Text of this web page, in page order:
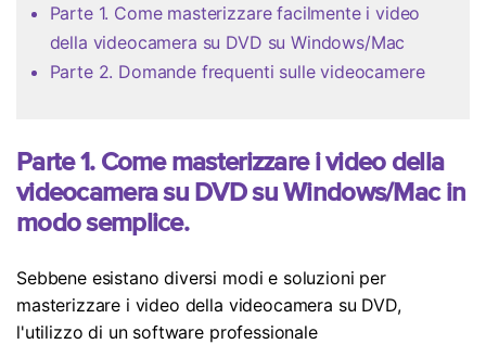
Parte 1. Come masterizzare facilmente i video
della videocamera su DVD su Windows/Mac
Parte 2. Domande frequenti sulle videocamere
Parte 1. Come masterizzare i video della
videocamera su DVD su Windows/Mac in
modo semplice.
Sebbene esistano diversi modi e soluzioni per
masterizzare i video della videocamera su DVD,
l'utilizzo di un software professionale